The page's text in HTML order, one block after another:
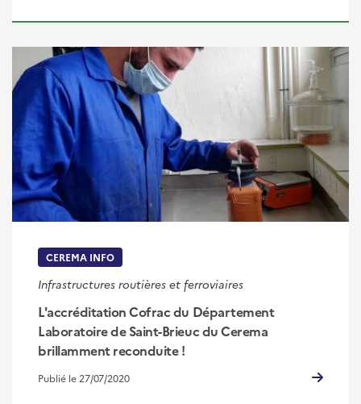
CEREMA INFO
Infrastructures routières et ferroviaires
L'accréditation Cofrac du Département
Laboratoire de Saint-Brieuc du Cerema
brillamment reconduite !
Publié le 27/07/2020